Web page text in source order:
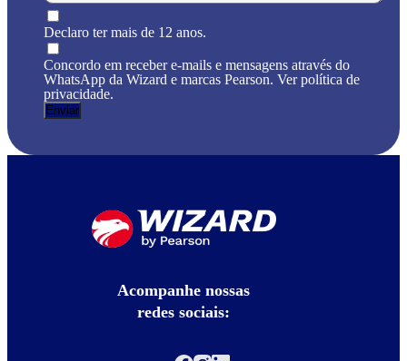
Declaro ter mais de 12 anos.
Concordo em receber e-mails e mensagens através do
WhatsApp da Wizard e marcas Pearson. Ver política de
privacidade.
Acompanhe nossas
redes sociais: